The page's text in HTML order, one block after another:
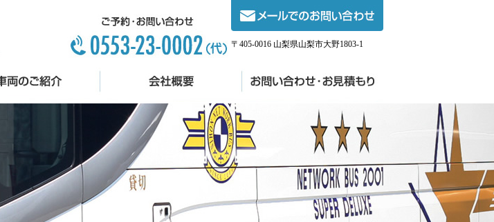
〒405-0016 山梨県山梨市大野1803-1